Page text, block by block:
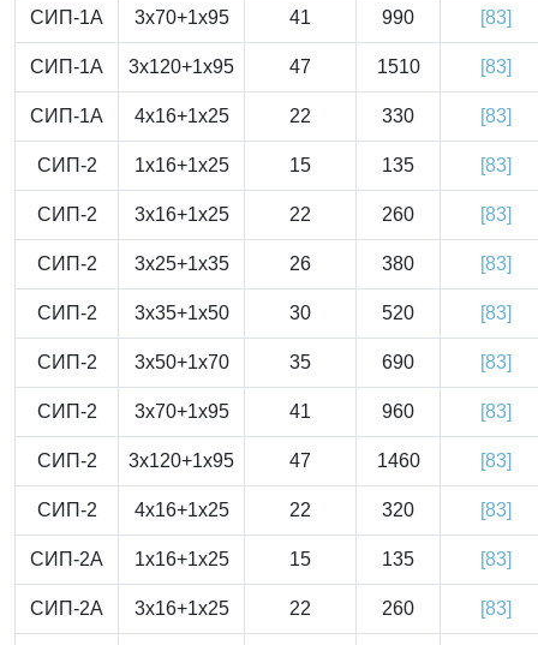
СИП-1А 3x70+1x95 41 990 [83]
СИП-1А 3x120+1x95 47 1510 [83]
СИП-1А 4x16+1x25 22 330 [83]
СИП-2 1x16+1x25 15 135 [83]
СИП-2 3x16+1x25 22 260 [83]
СИП-2 3x25+1x35 26 380 [83]
СИП-2 3x35+1x50 30 520 [83]
СИП-2 3x50+1x70 35 690 [83]
СИП-2 3x70+1x95 41 960 [83]
СИП-2 3x120+1x95 47 1460 [83]
СИП-2 4x16+1x25 22 320 [83]
СИП-2А 1x16+1x25 15 135 [83]
СИП-2А 3x16+1x25 22 260 [83]